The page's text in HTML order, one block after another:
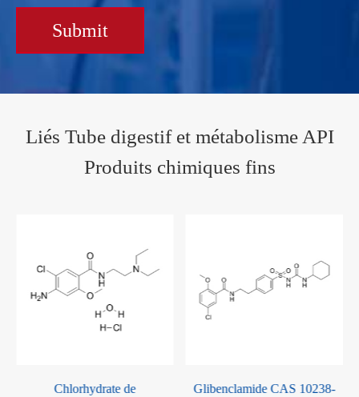
Submit
Liés Tube digestif et métabolisme API
Produits chimiques fins
Chlorhydrate de
Glibenclamide CAS 10238-